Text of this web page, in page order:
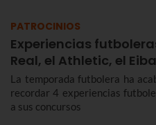
PATROCINIOS
Experiencias
Real, el Athletic, el
La temporada futbolera ha
recordar 4 experiencias
a sus concursos